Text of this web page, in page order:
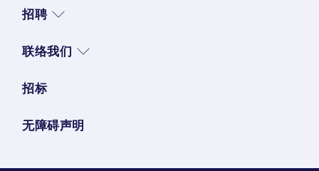
招聘
联络我们
招标
无障碍声明